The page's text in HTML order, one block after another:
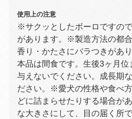
使用上の注意
※サクッとしたボーロですの
があります。※製造方法の都
香り・かたさにバラつきがあ
本品は間食です。生後3ヶ月
与えないでください。成長期
ださい。※愛犬の性格や食べ
どに詰まらせたりする場合が
な大きさにして、目の届く所